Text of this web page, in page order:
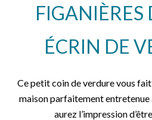
FIGANIÈRES
ÉCRIN DE
Ce petit coin de verdure vous
maison parfaitement entretenue
aurez l’impression